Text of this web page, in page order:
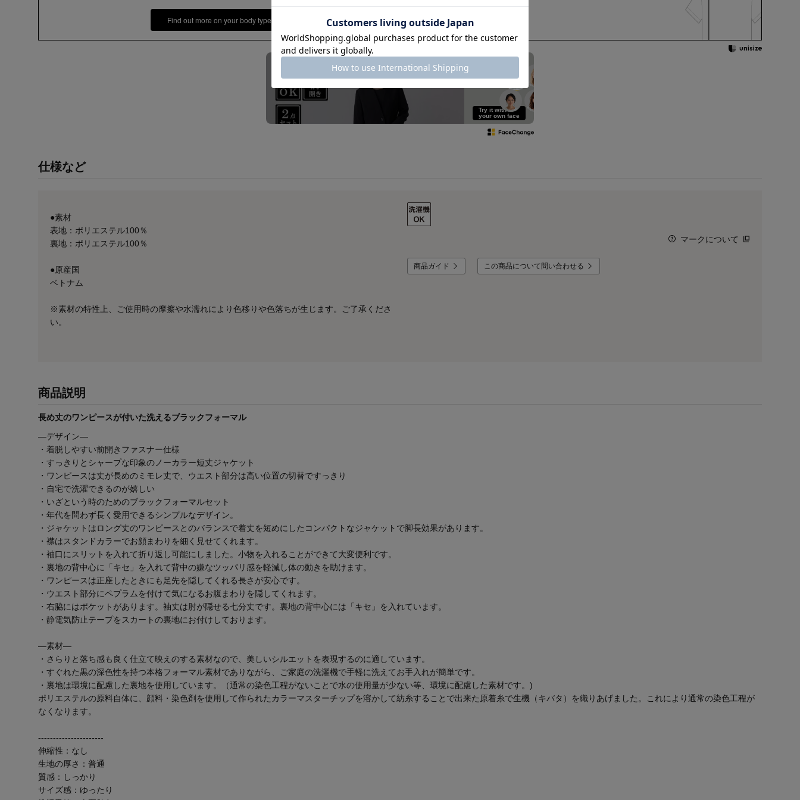
Find out more on your body type
See how it looks on you
Try it with
your own face
仕様など
●素材
表地：ポリエステル100％
裏地：ポリエステル100％
●原産国
ベトナム
※素材の特性上、ご使用時の摩擦や水濡れにより色移りや色落ちが生じます。ご了承くださ
い。
マークについて
商品ガイド この商品について問い合わせる
商品説明
長め丈のワンピースが付いた洗えるブラックフォーマル
―デザイン―
・着脱しやすい前開きファスナー仕様
・すっきりとシャープな印象のノーカラー短丈ジャケット
・ワンピースは丈が長めのミモレ丈で、ウエスト部分は高い位置の切替ですっきり
・自宅で洗濯できるのが嬉しい
・いざという時のためのブラックフォーマルセット
・年代を問わず長く愛用できるシンプルなデザイン。
・ジャケットはロング丈のワンピースとのバランスで着丈を短めにしたコンパクトなジャケットで脚長効果があります。
・襟はスタンドカラーでお顔まわりを細く見せてくれます。
・袖口にスリットを入れて折り返し可能にしました。小物を入れることができて大変便利です。
・裏地の背中心に「キセ」を入れて背中の嫌なツッパリ感を軽減し体の動きを助けます。
・ワンピースは正座したときにも足先を隠してくれる長さが安心です。
・ウエスト部分にペプラムを付けて気になるお腹まわりを隠してくれます。
・右脇にはポケットがあります。袖丈は肘が隠せる七分丈です。裏地の背中心には「キセ」を入れています。
・静電気防止テープをスカートの裏地にお付けしております。
―素材―
・さらりと落ち感も良く仕立て映えのする素材なので、美しいシルエットを表現するのに適しています。
・すぐれた黒の深色性を持つ本格フォーマル素材でありながら、ご家庭の洗濯機で手軽に洗えてお手入れが簡単です。
・裏地は環境に配慮した裏地を使用しています。（通常の染色工程がないことで水の使用量が少ない等、環境に配慮した素材です。)
ポリエステルの原料自体に、顔料・染色剤を使用して作られたカラーマスターチップを溶かして紡糸することで出来た原着糸で生機（キバタ）を織りあげました。これにより通常の染色工程が
なくなります。
----------------------
伸縮性：なし
生地の厚さ：普通
質感：しっかり
サイズ感：ゆったり